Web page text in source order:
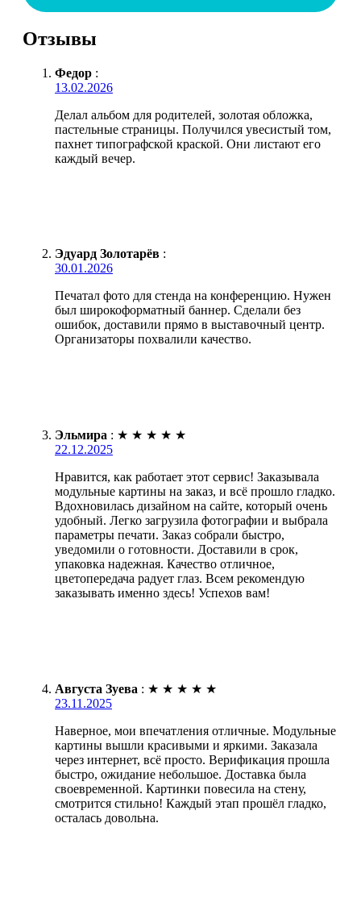
Отзывы
Федор :
13.02.2026
Делал альбом для родителей, золотая обложка,
пастельные страницы. Получился увесистый том,
пахнет типографской краской. Они листают его
каждый вечер.
Эдуард Золотарёв :
30.01.2026
Печатал фото для стенда на конференцию. Нужен
был широкоформатный баннер. Сделали без
ошибок, доставили прямо в выставочный центр.
Организаторы похвалили качество.
Эльмира : ★ ★ ★ ★ ★
22.12.2025
Нравится, как работает этот сервис! Заказывала
модульные картины на заказ, и всё прошло гладко.
Вдохновилась дизайном на сайте, который очень
удобный. Легко загрузила фотографии и выбрала
параметры печати. Заказ собрали быстро,
уведомили о готовности. Доставили в срок,
упаковка надежная. Качество отличное,
цветопередача радует глаз. Всем рекомендую
заказывать именно здесь! Успехов вам!
Августа Зуева : ★ ★ ★ ★ ★
23.11.2025
Наверное, мои впечатления отличные. Модульные
картины вышли красивыми и яркими. Заказала
через интернет, всё просто. Верификация прошла
быстро, ожидание небольшое. Доставка была
своевременной. Картинки повесила на стену,
смотрится стильно! Каждый этап прошёл гладко,
осталась довольна.